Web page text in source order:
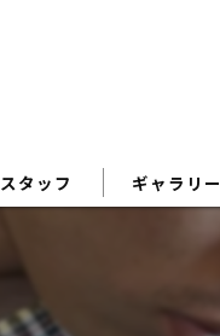
スタッフ ギャラリー